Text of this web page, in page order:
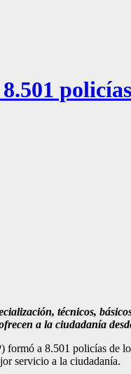
policías
técnicos,
a la ciudadanía
formó a 8.501 policías de
servicio a la ciudadanía.